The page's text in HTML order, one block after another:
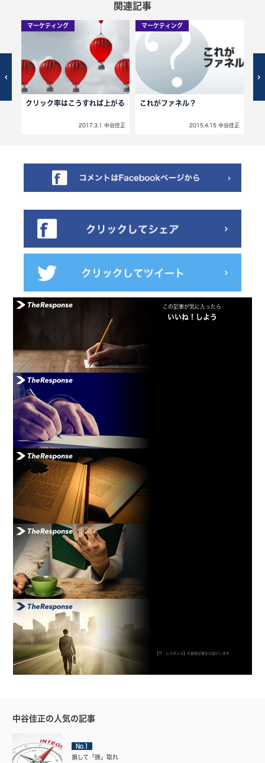
関連記事
マーケティング
クリック率はこうすれば上がる
2017.3.1 中谷佳正
マーケティング
これがファネル？
2015.4.15 中谷佳正
この記事が気に入ったら
いいね！しよう
【ザ・レスポンス】の最新記事をお届けします
中谷佳正の人気の記事
No.1
損して「徳」取れ